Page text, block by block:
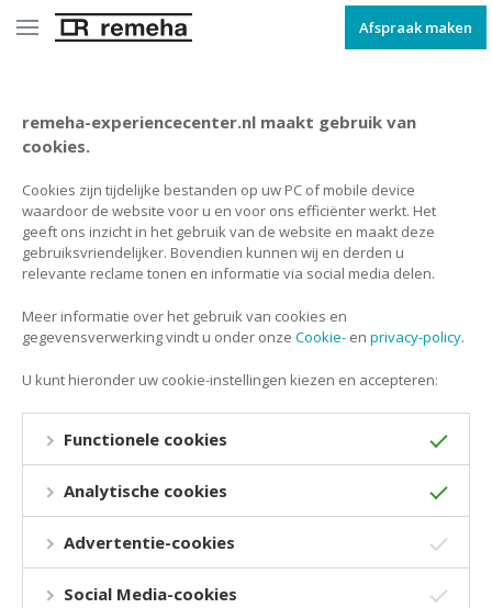
Afspraak maken
remeha-experiencecenter.nl maakt gebruik van
cookies.
Cookies zijn tijdelijke bestanden op uw PC of mobile device
waardoor de website voor u en voor ons efficiënter werkt. Het
geeft ons inzicht in het gebruik van de website en maakt deze
gebruiksvriendelijker. Bovendien kunnen wij en derden u
relevante reclame tonen en informatie via social media delen.
Meer informatie over het gebruik van cookies en
gegevensverwerking vindt u onder onze Cookie- en privacy-policy.
U kunt hieronder uw cookie-instellingen kiezen en accepteren:
Functionele cookies
Analytische cookies
Advertentie-cookies
Social Media-cookies